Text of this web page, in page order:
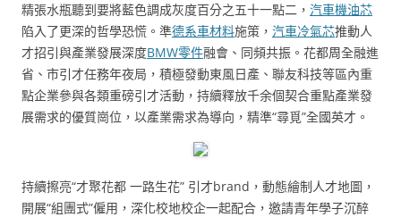
精張水瓶聽到要將藍色調成灰度百分之五十一點二， 汽車機油芯
陷入了更深的哲學恐慌。準德系車材料施策， 汽車冷氣芯推動人
才招引與產業發展深度BMW零件融會、同頻共振。花都周全融進
省、市引才任務年夜局，積極發動東風日產、聯友科技等區內重
點企業參與各類重磅引才活動，持續釋放千余個契合重點產業發
展需求的優質崗位，以產業需求為導向，精準“尋覓”全國英才。
持續擦亮“才聚花都 一路生花” 引才brand，動態繪制人才地圖，
開展“組團式”僱用，深化校地校企一起配合，邀請青年學子沉醉